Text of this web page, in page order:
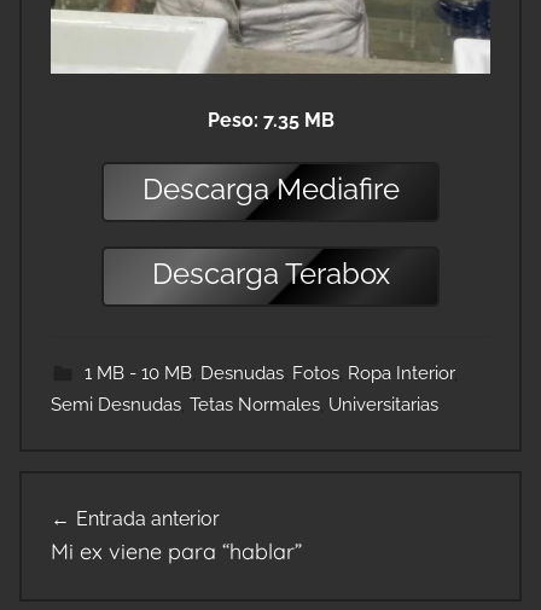
Peso: 7.35 MB
DescargaMediafire
Descarga Terabox
1 MB - 10 MB, Desnudas, Fotos, Ropa Interior,
Semi Desnudas Tetas Normales Universitarias
de
Entrada anterior
Mi ex viene para “hablar”